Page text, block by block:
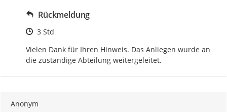
Rückmeldung
Zeitpunkt des Erstellens
3 Std
Vielen Dank für Ihren Hinweis. Das Anliegen wurde an
die zuständige Abteilung weitergeleitet.
Anonym